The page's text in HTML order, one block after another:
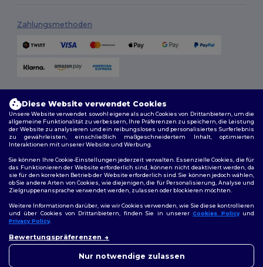
Zahlungsmethoden
Allgemeine Geschäftsbedingungen
Datenschutzbestimmungen|Cookie-Richtlinie|Site Map
Folge uns
Diese Website verwendet Cookies
Unsere Website verwendet sowohl eigene als auch Cookies von Drittanbietern, um die
allgemeine Funktionalität zu verbessern, Ihre Präferenzen zu speichern, die Leistung
der Website zu analysieren und ein reibungsloses und personalisiertes Surferlebnis
zu gewährleisten, einschließlich maßgeschneidertem Inhalt, optimierten
Interaktionen mit unserer Website und Werbung.
Sie können Ihre Cookie-Einstellungen jederzeit verwalten. Essenzielle Cookies, die für
das Funktionieren der Website erforderlich sind, können nicht deaktiviert werden, da
sie für den korrekten Betrieb der Website erforderlich sind. Sie können jedoch wählen,
ob Sie andere Arten von Cookies, wie diejenigen, die für Personalisierung, Analyse und
Zielgruppenansprache verwendet werden, zulassen oder blockieren möchten.
Weitere Informationen darüber, wie wir Cookies verwenden, wie Sie diese kontrollieren
und über Cookies von Drittanbietern, finden Sie in unsererCookies Policyund
Privacy Policy.
Bewertungspräferenzen
Nur notwendige zulassen